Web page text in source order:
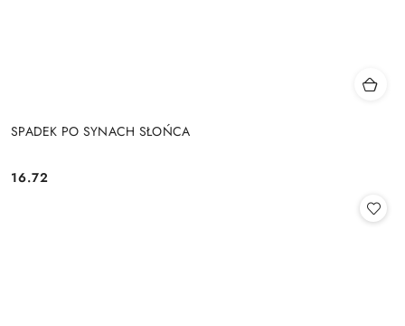
SPADEK PO SYNACH SŁOŃCA
Cena:
16.72